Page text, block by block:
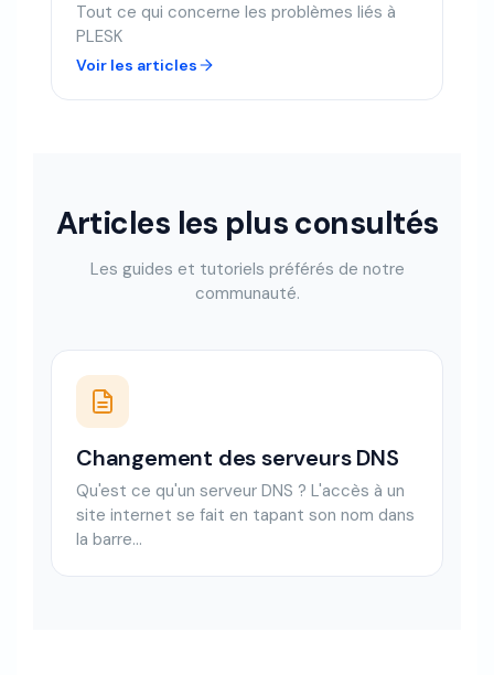
Tout ce qui concerne les problèmes liés à
PLESK
Voir les articles
Articles les plus consultés
Les guides et tutoriels préférés de notre
communauté.
Changement des serveurs DNS
Qu'est ce qu'un serveur DNS ? L'accès à un
site internet se fait en tapant son nom dans
la barre...